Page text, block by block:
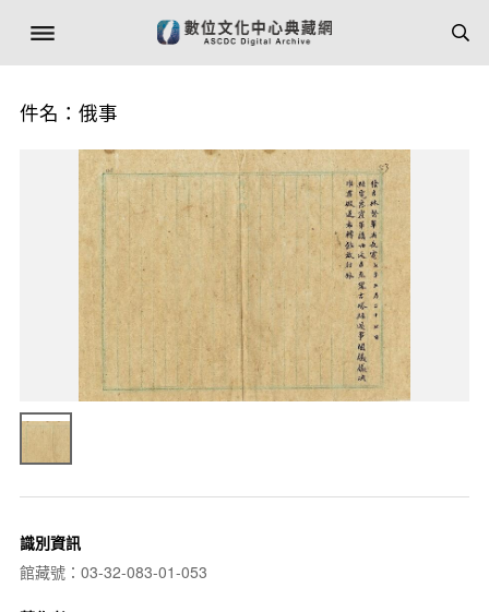
件名：俄事
識別資訊
館藏號：03-32-083-01-053